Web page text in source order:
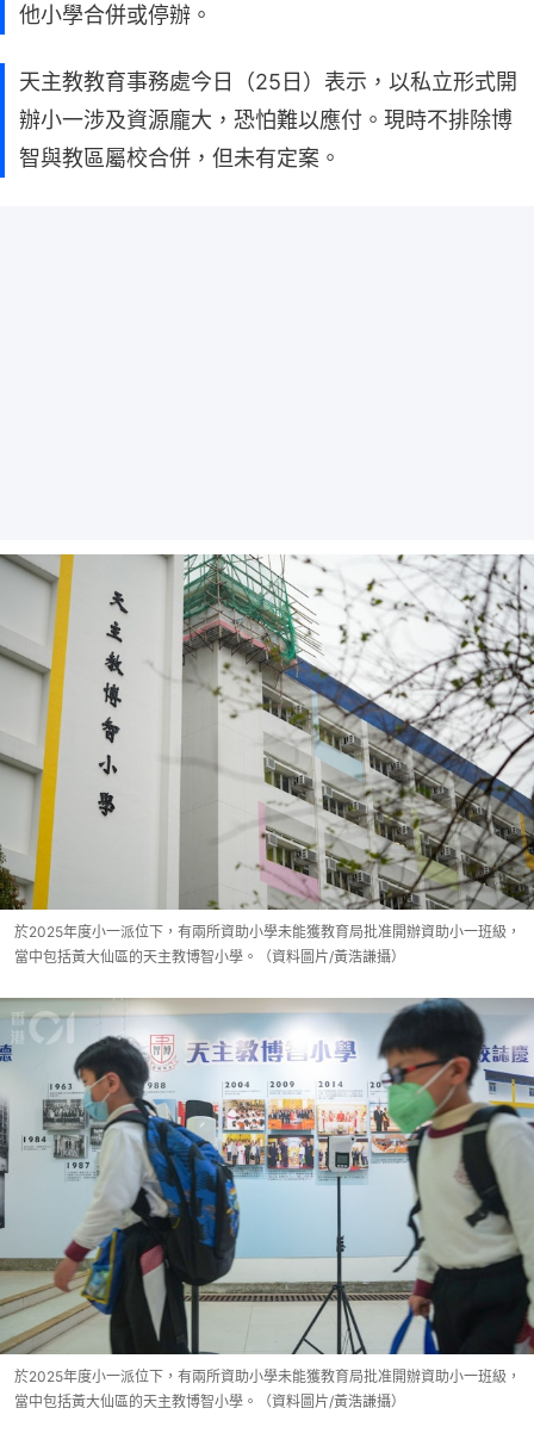
他小學合併或停辦。
天主教教育事務處今日（25日）表示，以私立形式開
辦小一涉及資源龐大，恐怕難以應付。現時不排除博
智與教區屬校合併，但未有定案。
於2025年度小一派位下，有兩所資助小學未能獲教育局批准開辦資助小一班級，
當中包括黃大仙區的天主教博智小學。（資料圖片/黃浩謙攝）
於2025年度小一派位下，有兩所資助小學未能獲教育局批准開辦資助小一班級，
當中包括黃大仙區的天主教博智小學。（資料圖片/黃浩謙攝）